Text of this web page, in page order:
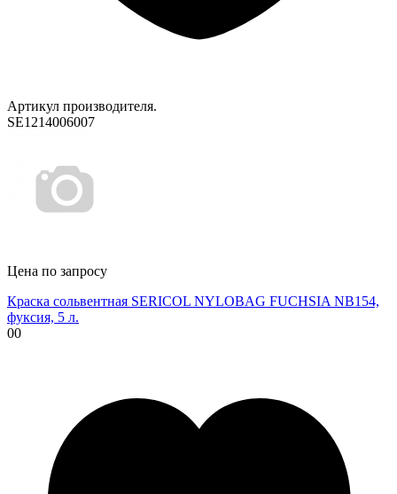
Артикул производителя.
SE1214006007
Цена по запросу
Краска сольвентная SERICOL NYLOBAG FUCHSIA NB154,
фуксия, 5 л.
00